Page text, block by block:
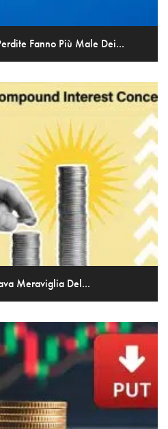
Fanno Più Male Dei...
Meraviglia Del...